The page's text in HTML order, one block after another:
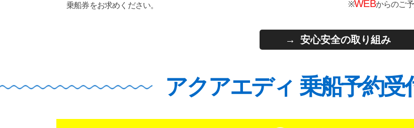
乗船券をお求めください。
※WEBからのご
安心安全の取り組み
アクアエディ 乗船予約受